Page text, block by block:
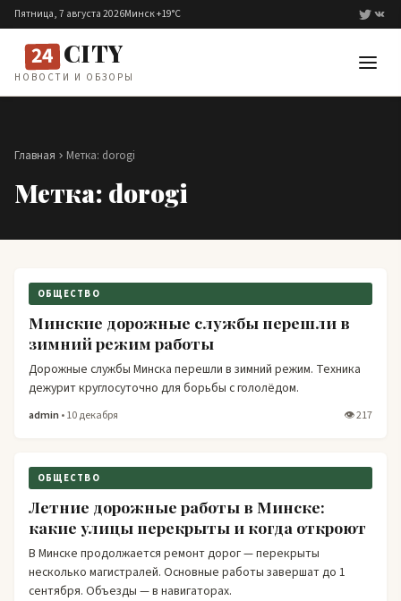
Перейти к содержимому
Пятница, 7 августа 2026Минск +19°C
24 CITY
НОВОСТИ И ОБЗОРЫ
Главная Метка: dorogi
Метка: dorogi
ОБЩЕСТВО
Минские дорожные службы перешли в
зимний режим работы
Дорожные службы Минска перешли в зимний режим. Техника
дежурит круглосуточно для борьбы с гололёдом.
admin • 10 декабря 👁 217
ОБЩЕСТВО
Летние дорожные работы в Минске:
какие улицы перекрыты и когда откроют
В Минске продолжается ремонт дорог — перекрыты
несколько магистралей. Основные работы завершат до 1
сентября. Объезды — в навигаторах.